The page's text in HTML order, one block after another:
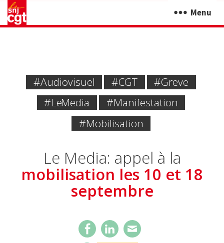
Menu
#Audiovisuel #CGT
#greve
#Le Media
#manifestation
#mobilisation
Le Media: appel à la
mobilisation les 10 et 18
septembre